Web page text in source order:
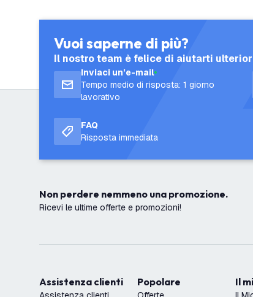
Vuoi saperne di più?
Il nostro team è felice di aiutarti
Inviaci un’e-mail
Tempo medio di risposta: 1 giorno
lavorativo
FAQ
Risposta immediata
Non perdere nemmeno una promozione.
Ricevi le ultime offerte e promozioni!
Assistenza clienti Popolare Il